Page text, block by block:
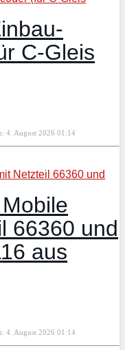
C-Gleis
4. August 2026 01:14
66360 und
aus
4. August 2026 01:14